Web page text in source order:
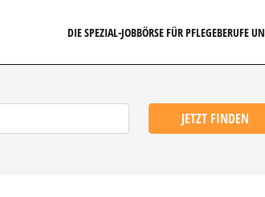
DIE SPEZIAL-JOBBÖRSE FÜR PFLEGEBERUFE
JETZT FINDEN